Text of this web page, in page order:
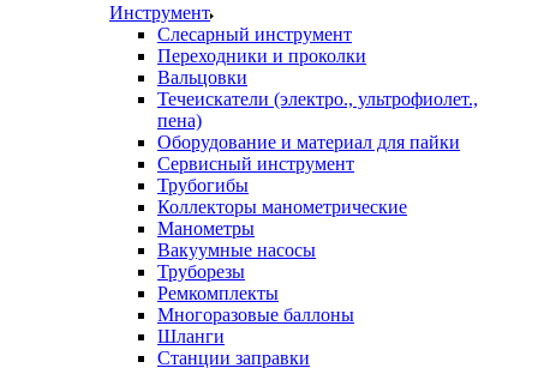
Инструмент
Слесарный инструмент
Переходники и проколки
Вальцовки
Течеискатели (электро., ультрофиолет.,
пена)
Оборудование и материал для пайки
Сервисный инструмент
Трубогибы
Коллекторы манометрические
Манометры
Вакуумные насосы
Труборезы
Ремкомплекты
Многоразовые баллоны
Шланги
Станции заправки